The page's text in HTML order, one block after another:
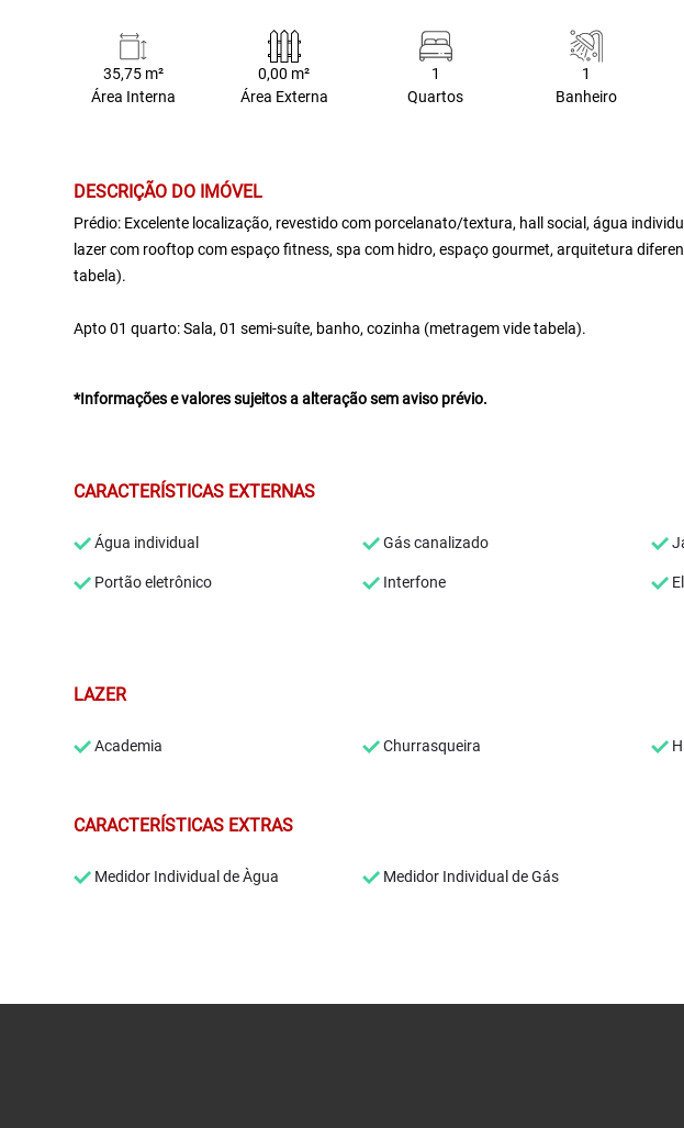
35,75 m²
Área Interna
0,00 m²
Área Externa
1
Quartos
1
Banheiro
DESCRIÇÃO DO IMÓVEL
Prédio: Excelente localização, revestido com porcelanato/textura, hall social, água
lazer com rooftop com espaço fitness, spa com hidro, espaço gourmet, arquitetura
tabela).
Apto 01 quarto: Sala, 01 semi-suíte, banho, cozinha (metragem vide tabela).
*Informações e valores sujeitos a alteração sem aviso prévio.
CARACTERÍSTICAS EXTERNAS
Água individual Gás canalizado
Portão eletrônico Interfone
LAZER
Academia Churrasqueira
CARACTERÍSTICAS EXTRAS
Medidor Individual de Àgua Medidor Individual de Gás